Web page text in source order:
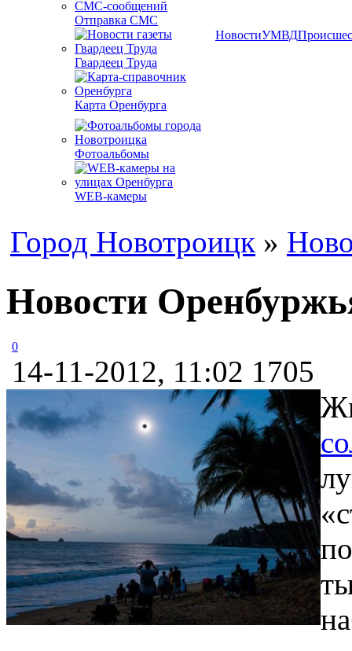
Отправка СМС
Гвардеец Труда
Карта Оренбурга
Фотоальбомы
WEB-камеры
НовостиУМВД
Город Новотроицк »
Новости
0
14-11-2012, 11:02 1705